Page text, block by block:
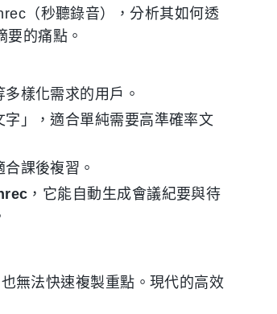
（秒聽錄音），分析其如何透
的痛點。
樣化需求的用戶。
字」，適合單純需要高準確率文
課後複習。
，它能自動生成會議紀要與待
無法快速複製重點。現代的高效